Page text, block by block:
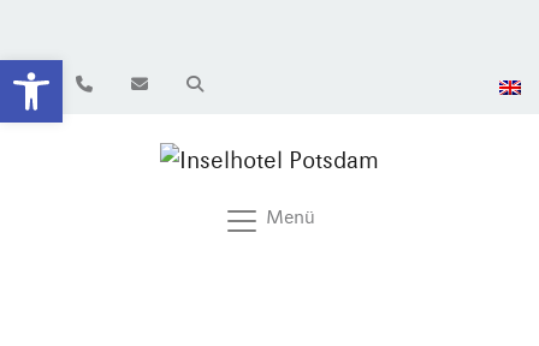
Werkzeugleiste öffnen
Menü